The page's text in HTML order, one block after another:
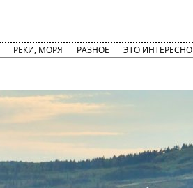
РЕКИ, МОРЯ РАЗНОЕ ЭТО ИНТЕРЕСНО